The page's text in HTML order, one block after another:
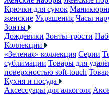
Крючки для сумок
женские Украшения Часы
Зонты
Дождевики Зонты-трости
Коллекции
«Зеленая» коллекция Серии
сублимации Товары для
поверхностью soft-touch
Кухня и посуда
Аксессуары для алкоголя